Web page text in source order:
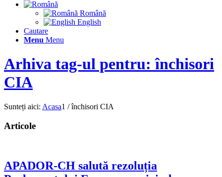
Română
English
Cautare
Menu Menu
Arhiva tag-ul pentru: închisori
CIA
Sunteți aici: Acasa1 / închisori CIA
Articole
APADOR-CH salută rezoluția